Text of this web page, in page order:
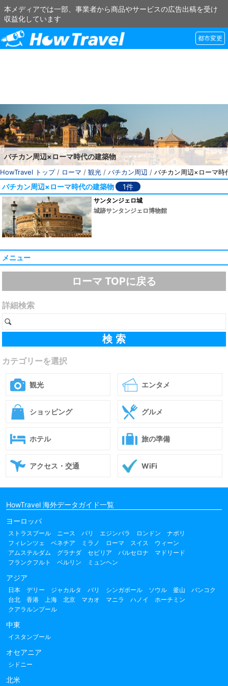
本メディアでは一部、事業者から商品やサービスの広告出稿を受け
収益化しています
都市変更
バチカン周辺×ローマ時代の建築物
HowTravel トップ/ ローマ / 観光 / バチカン周辺 / バチカン周辺×ローマ時
バチカン周辺×ローマ時代の建築物 1件
サンタンジェロ城
城跡サンタンジェロ博物館
メニュー
ローマ TOPに戻る
詳細検索
カテゴリーを選択
観光 エンタメ
ショッピング グルメ
ホテル 旅の準備
アクセス・交通 WiFi
HowTravel 海外データガイド一覧
ヨーロッパ
ストラスブール ニース パリ エジンバラ ロンドン
ナポリ
フィレンツェ
ベネチア ミラノ ローマ スイス
ウィーン
アムステルダム
グラナダ セビリア バルセロナ
マドリード
フランクフルト
ベルリン ミュンヘン
アジア
日本 デリー ジャカルタ バリ シンガポール ソウル 釜山
バンコク
台北
香港 上海 北京 マカオ マニラ ハノイ
ホーチミン
クアラルンプール
中東
イスタンブール
オセアニア
シドニー
北米